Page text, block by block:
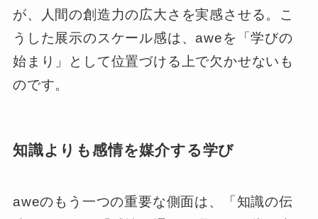
が、人間の創造力の広大さを実感させる。こ
うした展示のスケール感は、aweを「学びの
始まり」として位置づける上で欠かせないも
のです。
知識よりも感情を媒介する学び
aweのもう一つの重要な側面は、「知識の伝